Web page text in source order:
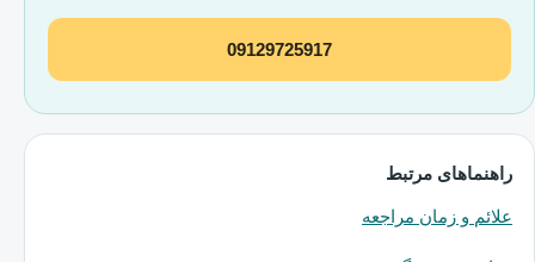
09129725917
راهنماهای مرتبط
علائم و زمان مراجعه